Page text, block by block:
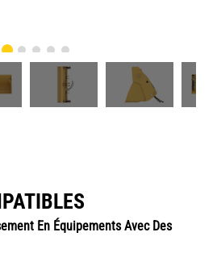
En Équipements Avec Des